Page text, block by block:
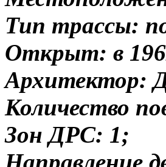
Тип трассы:
Открыт: в
Архитектор:
Количество
Зон ДРС: 1;
Направление